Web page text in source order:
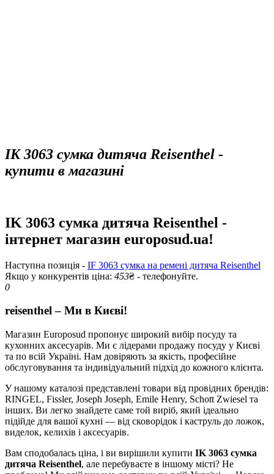
IK 3063 сумка дитяча Reisenthel -
купити в магазині
IK 3063 сумка дитяча Reisenthel -
інтернет магазин europosud.ua!
Наступна позиція - IF 3063 сумка на ремені дитяча Reisenthel
Якщо у конкурентів ціна: 453₴ - телефонуйте.
0
reisenthel – Ми в Києві!
Магазин Europosud пропонує широкий вибір посуду та
кухонних аксесуарів. Ми є лідерами продажу посуду у Києві
та по всій Україні. Нам довіряють за якість, професійне
обслуговування та індивідуальний підхід до кожного клієнта.
У нашому каталозі представлені товари від провідних брендів:
RINGEL, Fissler, Joseph Joseph, Emile Henry, Schott Zwiesel та
інших. Ви легко знайдете саме той виріб, який ідеально
підійде для вашої кухні — від сковорідок і каструль до ложок,
виделок, келихів і аксесуарів.
Вам сподобалась ціна, і ви вирішили купити IK 3063 сумка
дитяча Reisenthel, але перебуваєте в іншому місті? Не